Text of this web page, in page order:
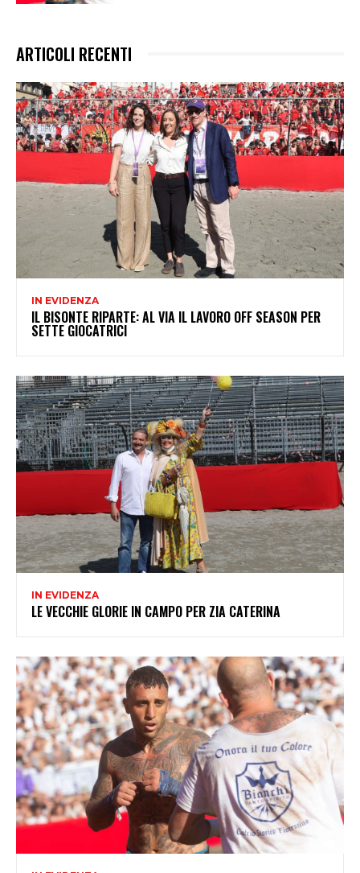
ARTICOLI RECENTI
IN EVIDENZA
IL BISONTE RIPARTE: AL VIA IL LAVORO OFF SEASON PER
SETTE GIOCATRICI
IN EVIDENZA
LE VECCHIE GLORIE IN CAMPO PER ZIA CATERINA